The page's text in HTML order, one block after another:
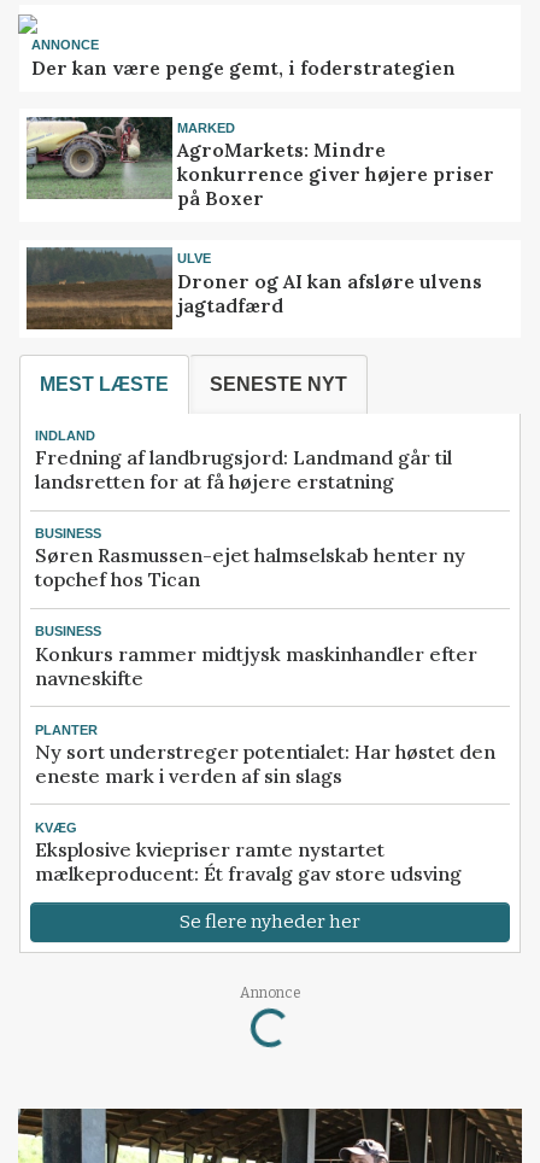
ANNONCE
Der kan være penge gemt, i foderstrategien
MARKED
AgroMarkets: Mindre
konkurrence giver højere priser
på Boxer
ULVE
Droner og AI kan afsløre ulvens
jagtadfærd
MEST LÆSTE SENESTE NYT
INDLAND
Fredning af landbrugsjord: Landmand går til
landsretten for at få højere erstatning
BUSINESS
Søren Rasmussen-ejet halmselskab henter ny
topchef hos Tican
BUSINESS
Konkurs rammer midtjysk maskinhandler efter
navneskifte
PLANTER
Ny sort understreger potentialet: Har høstet den
eneste mark i verden af sin slags
KVÆG
Eksplosive kviepriser ramte nystartet
mælkeproducent: Ét fravalg gav store udsving
Se flere nyheder her
Annonce
Loading...